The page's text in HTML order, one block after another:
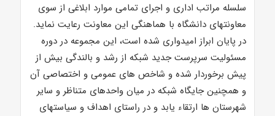
سلسله مراتب اداری و اجرای تمامی موارد ابلاغی از سوی
معاونتهای دانشگاه با هماهنگی این معاونت رعایت نماید.
در پایان ابراز امیدواری شده است، این مجموعه در دوره
مسئولیت سرپرست جدید شبکه از رشد و بالندگی بیش از
پیش برخوردار شده و شاخص های عمومی و اختصاصی آن
و همچنین جایگاه شبکه در میان واحدهای متناظر و سایر
شهرستان ها ارتقاء یابد و در راستای اهداف و سیاستهای